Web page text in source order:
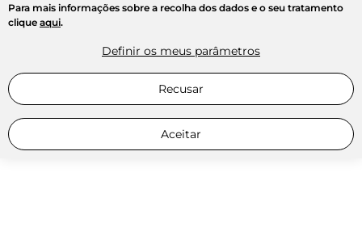
Para mais informações sobre a recolha dos dados e o seu tratamento
clique aqui.
Definir os meus parâmetros
Recusar
Aceitar